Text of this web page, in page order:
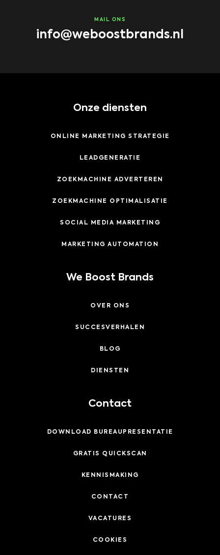
MAIL ONS
info@weboostbrands.nl
Onze diensten
ONLINE MARKETING STRATEGIE
LEADGENERATIE
ZOEKMACHINE ADVERTEREN
ZOEKMACHINE OPTIMALISATIE
SOCIAL MEDIA MARKETING
MARKETING AUTOMATION
We Boost Brands
OVER ONS
SUCCESVERHALEN
BLOG
DIENSTEN
Contact
DOWNLOAD BUREAUPRESENTATIE
GRATIS QUICKSCAN
KENNISMAKING
CONTACT
VACATURES
COOKIES